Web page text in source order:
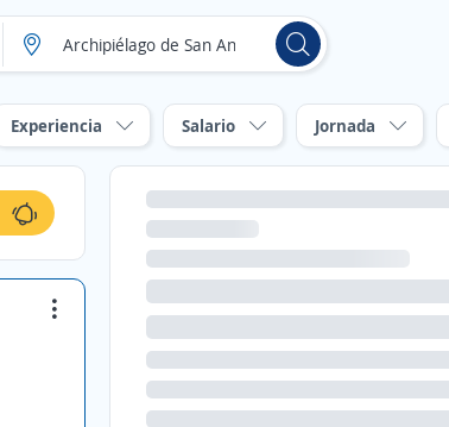
Experiencia Salario Jornada